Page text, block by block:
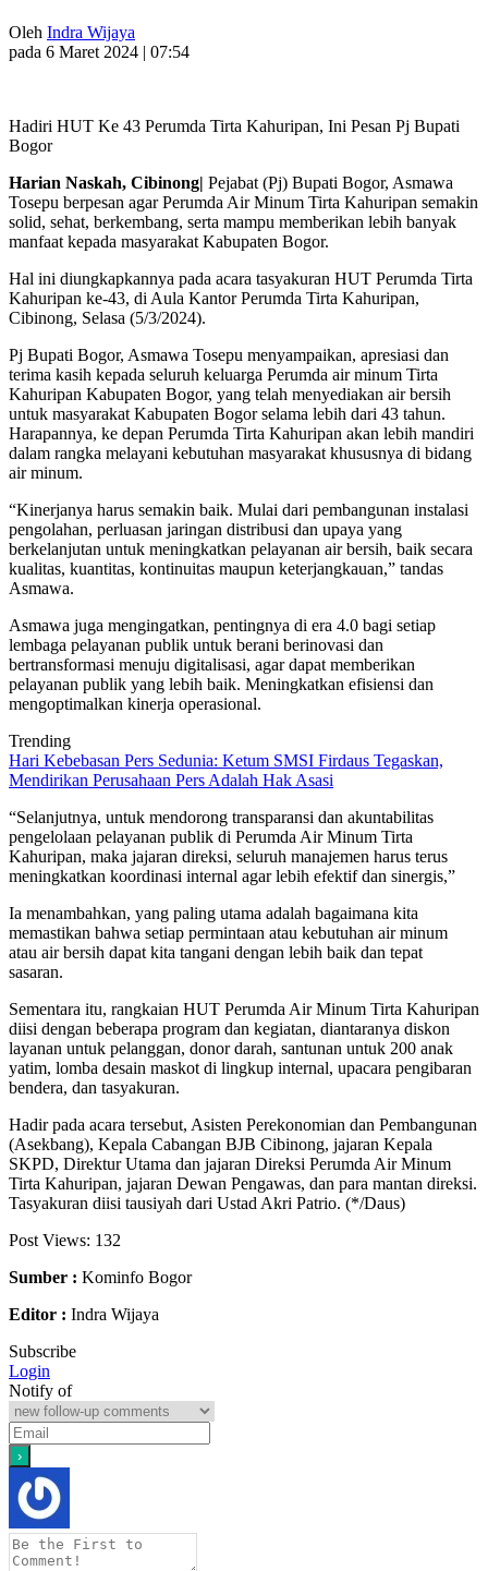
Oleh Indra Wijaya
pada 6 Maret 2024 | 07:54
Hadiri HUT Ke 43 Perumda Tirta Kahuripan, Ini Pesan Pj Bupati
Bogor
Harian Naskah, Cibinong| Pejabat (Pj) Bupati Bogor, Asmawa
Tosepu berpesan agar Perumda Air Minum Tirta Kahuripan semakin
solid, sehat, berkembang, serta mampu memberikan lebih banyak
manfaat kepada masyarakat Kabupaten Bogor.
Hal ini diungkapkannya pada acara tasyakuran HUT Perumda Tirta
Kahuripan ke-43, di Aula Kantor Perumda Tirta Kahuripan,
Cibinong, Selasa (5/3/2024).
Pj Bupati Bogor, Asmawa Tosepu menyampaikan, apresiasi dan
terima kasih kepada seluruh keluarga Perumda air minum Tirta
Kahuripan Kabupaten Bogor, yang telah menyediakan air bersih
untuk masyarakat Kabupaten Bogor selama lebih dari 43 tahun.
Harapannya, ke depan Perumda Tirta Kahuripan akan lebih mandiri
dalam rangka melayani kebutuhan masyarakat khususnya di bidang
air minum.
“Kinerjanya harus semakin baik. Mulai dari pembangunan instalasi
pengolahan, perluasan jaringan distribusi dan upaya yang
berkelanjutan untuk meningkatkan pelayanan air bersih, baik secara
kualitas, kuantitas, kontinuitas maupun keterjangkauan,” tandas
Asmawa.
Asmawa juga mengingatkan, pentingnya di era 4.0 bagi setiap
lembaga pelayanan publik untuk berani berinovasi dan
bertransformasi menuju digitalisasi, agar dapat memberikan
pelayanan publik yang lebih baik. Meningkatkan efisiensi dan
mengoptimalkan kinerja operasional.
Trending
Hari Kebebasan Pers Sedunia: Ketum SMSI Firdaus Tegaskan,
Mendirikan Perusahaan Pers Adalah Hak Asasi
“Selanjutnya, untuk mendorong transparansi dan akuntabilitas
pengelolaan pelayanan publik di Perumda Air Minum Tirta
Kahuripan, maka jajaran direksi, seluruh manajemen harus terus
meningkatkan koordinasi internal agar lebih efektif dan sinergis,”
Ia menambahkan, yang paling utama adalah bagaimana kita
memastikan bahwa setiap permintaan atau kebutuhan air minum
atau air bersih dapat kita tangani dengan lebih baik dan tepat
sasaran.
Sementara itu, rangkaian HUT Perumda Air Minum Tirta Kahuripan
diisi dengan beberapa program dan kegiatan, diantaranya diskon
layanan untuk pelanggan, donor darah, santunan untuk 200 anak
yatim, lomba desain maskot di lingkup internal, upacara pengibaran
bendera, dan tasyakuran.
Hadir pada acara tersebut, Asisten Perekonomian dan Pembangunan
(Asekbang), Kepala Cabangan BJB Cibinong, jajaran Kepala
SKPD, Direktur Utama dan jajaran Direksi Perumda Air Minum
Tirta Kahuripan, jajaran Dewan Pengawas, dan para mantan direksi.
Tasyakuran diisi tausiyah dari Ustad Akri Patrio. (*/Daus)
Post Views: 132
Sumber : Kominfo Bogor
Editor : Indra Wijaya
Subscribe
Login
Notify of